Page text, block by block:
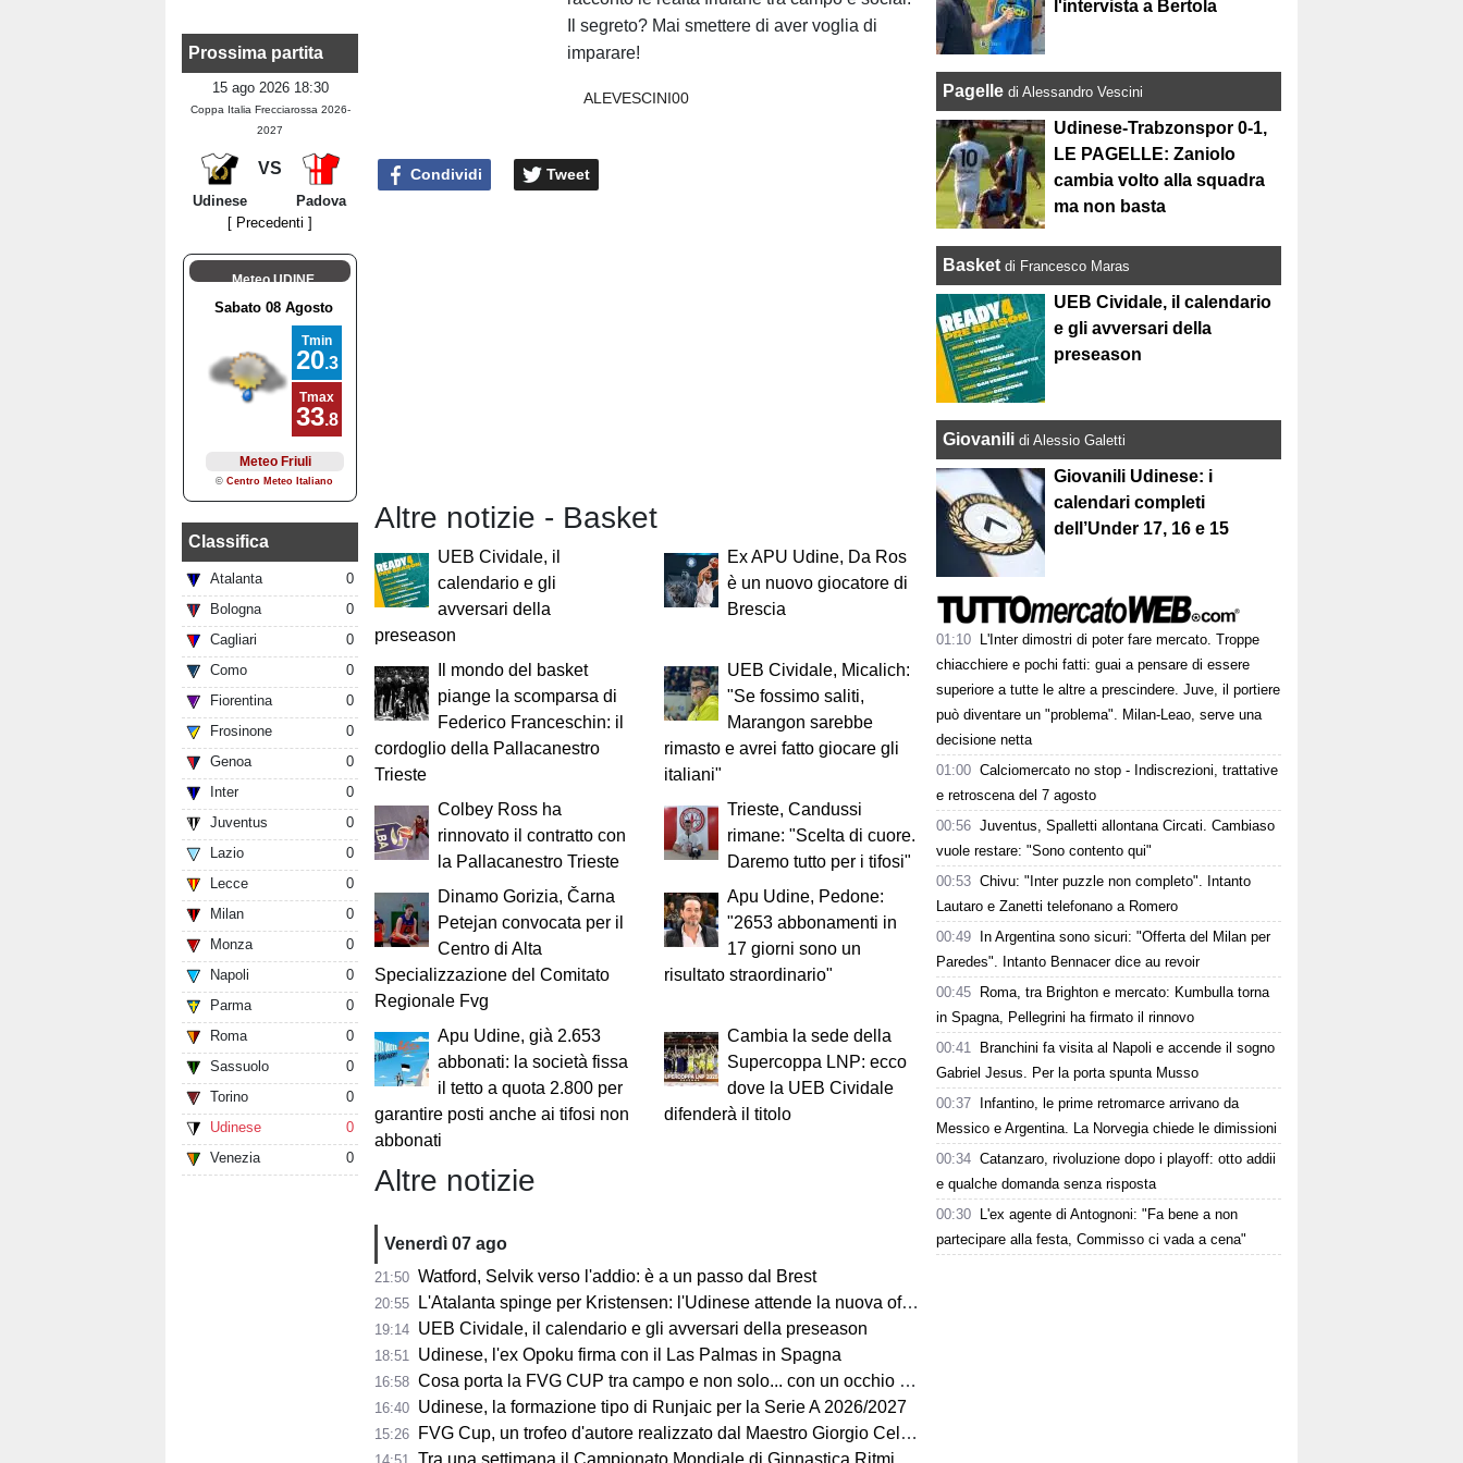
Prossima partita
15 ago 2026 18:30
Coppa Italia Frecciarossa 2026-
2027
VS
Udinese
Padova
[ Precedenti ]
Meteo UDINE
Classifica
Atalanta
0
Bologna
0
Cagliari
0
Como
0
Fiorentina
0
Frosinone
0
Genoa
0
Inter
0
Juventus
0
Lazio
0
Lecce
0
Milan
0
Monza
0
Napoli
0
Parma
0
Roma
0
Sassuolo
0
Torino
0
Udinese
0
Venezia
0
Il segreto? Mai smettere di aver voglia di
imparare!
ALEVESCINI00
Condividi Tweet
Altre notizie - Basket
UEB Cividale, il
calendario e gli
avversari della
preseason
Ex APU Udine, Da Ros
è un nuovo giocatore di
Brescia
Il mondo del basket
piange la scomparsa di
Federico Franceschin: il
cordoglio della Pallacanestro
Trieste
UEB Cividale, Micalich:
"Se fossimo saliti,
Marangon sarebbe
rimasto e avrei fatto giocare gli
italiani"
Colbey Ross ha
rinnovato il contratto con
la Pallacanestro Trieste
Trieste, Candussi
rimane: "Scelta di cuore.
Daremo tutto per i tifosi"
Dinamo Gorizia, Čarna
Petejan convocata per il
Centro di Alta
Specializzazione del Comitato
Regionale Fvg
Apu Udine, Pedone:
"2653 abbonamenti in
17 giorni sono un
risultato straordinario"
Apu Udine, già 2.653
abbonati: la società fissa
il tetto a quota 2.800 per
garantire posti anche ai tifosi non
abbonati
Cambia la sede della
Supercoppa LNP: ecco
dove la UEB Cividale
difenderà il titolo
Altre notizie
Venerdì 07 ago
21:50 Watford, Selvik verso l'addio: è a un passo dal Brest
20:55 L'Atalanta spinge per Kristensen: l'Udinese attende la nuova offerta
19:14 UEB Cividale, il calendario e gli avversari della preseason
18:51 Udinese, l'ex Opoku firma con il Las Palmas in Spagna
16:58 Cosa porta la FVG CUP tra campo e non solo... con un occhio sempre al MERCATO
16:40 Udinese, la formazione tipo di Runjaic per la Serie A 2026/2027
15:26 FVG Cup, un trofeo d'autore realizzato dal Maestro Giorgio Celiberti
l'intervista a Bertola
Pagelle di Alessandro Vescini
Udinese-Trabzonspor 0-1,
LE PAGELLE: Zaniolo
cambia volto alla squadra
ma non basta
Basket di Francesco Maras
UEB Cividale, il calendario
e gli avversari della
preseason
Giovanili di Alessio Galetti
Giovanili Udinese: i
calendari completi
dell’Under 17, 16 e 15
01:10
L'Inter dimostri di poter fare mercato. Troppe
chiacchiere e pochi fatti: guai a pensare di essere
superiore a tutte le altre a prescindere. Juve, il portiere
può diventare un "problema". Milan-Leao, serve una
decisione netta
01:00 Calciomercato no stop - Indiscrezioni, trattative
e retroscena del 7 agosto
00:56 Juventus, Spalletti allontana Circati. Cambiaso
vuole restare: "Sono contento qui"
00:53 Chivu: "Inter puzzle non completo". Intanto
Lautaro e Zanetti telefonano a Romero
00:49
In Argentina sono sicuri: "Offerta del Milan per
Paredes". Intanto Bennacer dice au revoir
00:45
Roma, tra Brighton e mercato: Kumbulla torna
in Spagna, Pellegrini ha firmato il rinnovo
00:41
Branchini fa visita al Napoli e accende il sogno
Gabriel Jesus. Per la porta spunta Musso
00:37
Infantino, le prime retromarce arrivano da
Messico e Argentina. La Norvegia chiede le dimissioni
00:34 Catanzaro, rivoluzione dopo i playoff: otto addii
e qualche domanda senza risposta
00:30
L'ex agente di Antognoni: "Fa bene a non
partecipare alla festa, Commisso ci vada a cena"